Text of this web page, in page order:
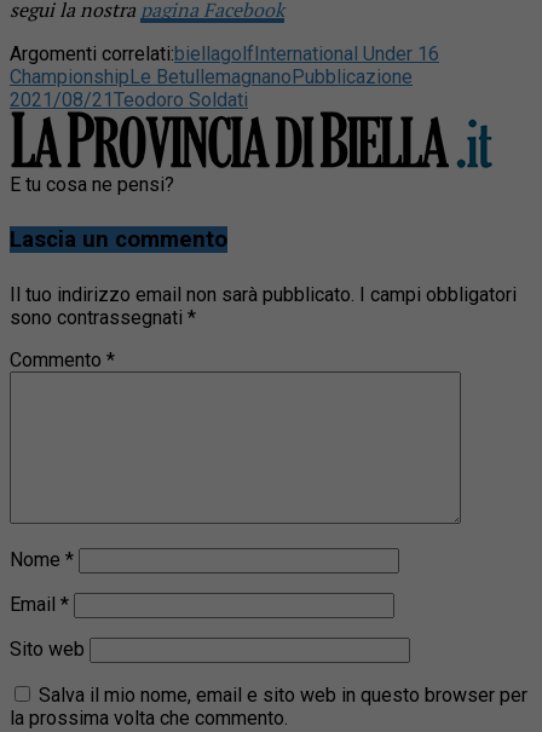
segui la nostra pagina Facebook
Argomenti correlati:biellagolf International Under 16
Championship Le Betullemagnano Pubblicazione
2021/08/21 Teodoro Soldati
E tu cosa ne pensi?
Lascia un commento
Il tuo indirizzo email non sarà pubblicato. I campi obbligatori
sono contrassegnati *
Commento *
Nome *
Email *
Sito web
Salva il mio nome, email e sito web in questo browser per
la prossima volta che commento.